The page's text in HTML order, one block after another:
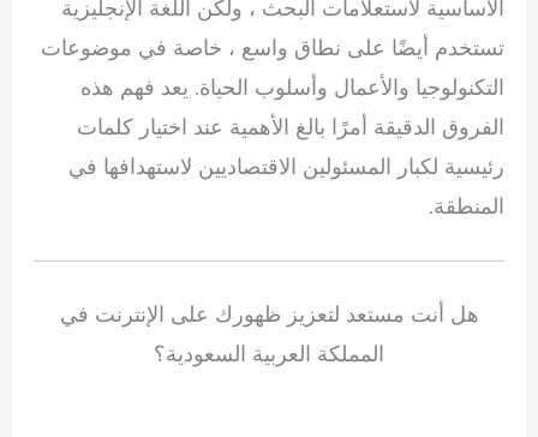
الأساسية لاستعلامات البحث ، ولكن اللغة الإنجليزية
تستخدم أيضًا على نطاق واسع ، خاصة في موضوعات
التكنولوجيا والأعمال وأسلوب الحياة. يعد فهم هذه
الفروق الدقيقة أمرًا بالغ الأهمية عند اختيار كلمات
رئيسية لكبار المسئولين الاقتصاديين لاستهدافها في
المنطقة.
هل أنت مستعد لتعزيز ظهورك على الإنترنت في
المملكة العربية السعودية؟